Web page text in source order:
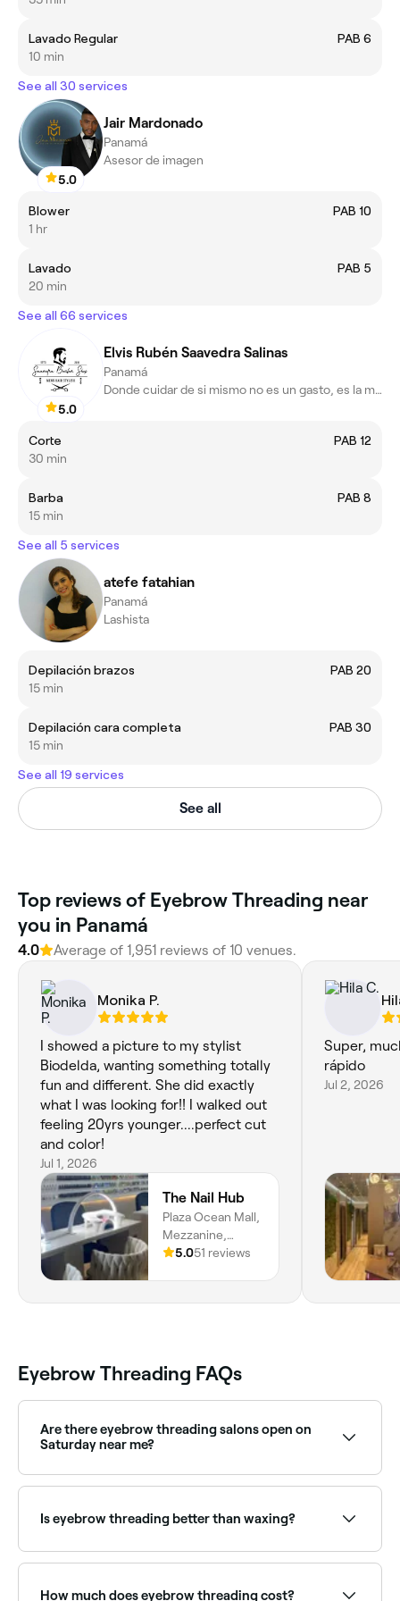
Lavado Regular
PAB 6
10 min
See all 30 services
5.0
Jair Mardonado
Panamá
Asesor de imagen
Blower
PAB 10
1 hr
Lavado
PAB 5
20 min
See all 66 services
5.0
Elvis Rubén Saavedra Salinas
Panamá
Donde cuidar de si mismo no es un gasto, es la mejor inversión.
Corte
PAB 12
30 min
Barba
PAB 8
15 min
See all 5 services
atefe fatahian
Panamá
Lashista
Depilación brazos
PAB 20
15 min
Depilación cara completa
PAB 30
15 min
See all 19 services
See all
Top reviews of Eyebrow Threading near
you in Panamá
4.0 Average of 1,951 reviews of 10 venues.
Monika P.
I showed a picture to my stylist
Biodelda, wanting something totally
fun and different. She did exactly
what I was looking for!! I walked out
feeling 20yrs younger....perfect cut
and color!
Jul 1, 2026
The Nail Hub
Plaza Ocean Mall,
Mezzanine,
Panamá, Provincia
5.051 reviews
Super,
rápido
Jul 2, 2026
Eyebrow Threading FAQs
Are there eyebrow threading salons open on
Saturday near me?
your appointment.
Is eyebrow threading better than waxing?
remove shorter hairs that waxing can’t, meaning
How much does eyebrow threading cost?